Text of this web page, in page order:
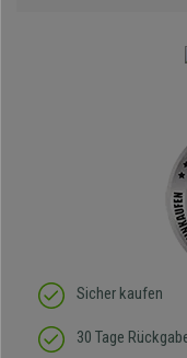
Sicher kaufen
30 Tage